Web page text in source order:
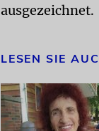
ausgezeichnet.
LESEN SIE